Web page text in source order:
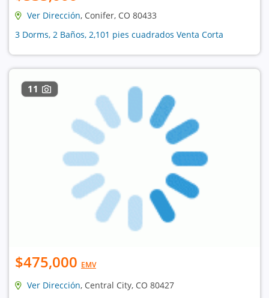
Ver Dirección, Conifer, CO 80433
3 Dorms, 2 Baños, 2,101 pies cuadrados Venta Corta
11
$475,000 EMV
Ver Dirección, Central City, CO 80427